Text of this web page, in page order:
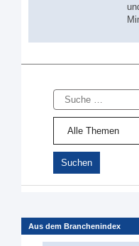
Suche
Aus dem Branchenindex